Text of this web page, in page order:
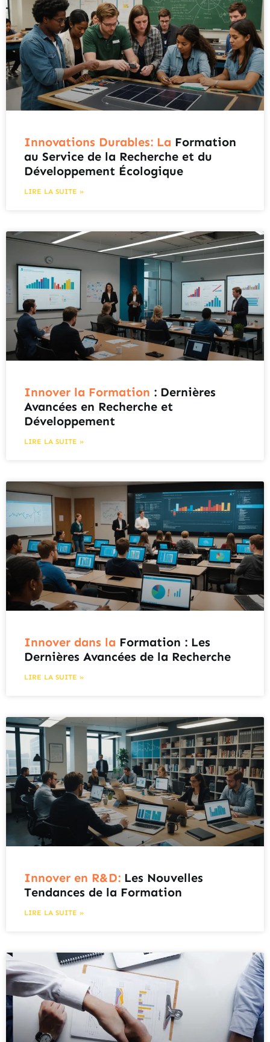
Innovations Durables: La Formation
au Service de la Recherche et du
Développement Écologique
LIRE LA SUITE »
Innover la Formation : Dernières
Avancées en Recherche et
Développement
LIRE LA SUITE »
Innover dans la Formation : Les
Dernières Avancées de la Recherche
LIRE LA SUITE »
Innover en R&D: Les Nouvelles
Tendances de la Formation
LIRE LA SUITE »